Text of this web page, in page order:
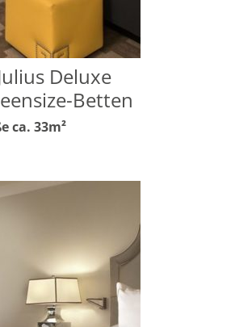
Deluxe
Betten
ca. 33m²